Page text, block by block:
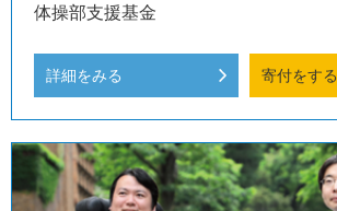
体操部支援基金
詳細をみる 寄付をする